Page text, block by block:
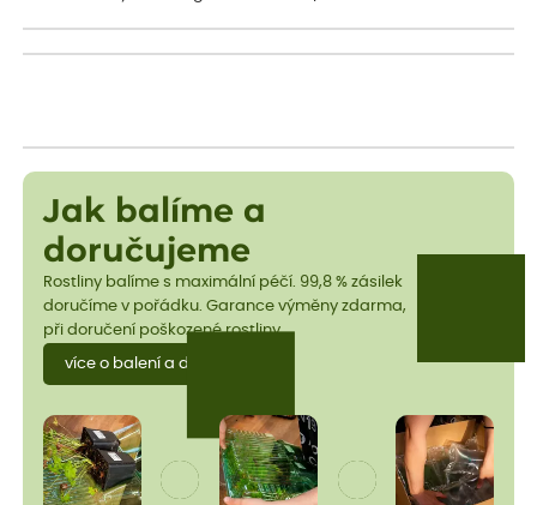
Jak balíme a
doručujeme
Rostliny balíme s maximální péčí. 99,8 % zásilek
doručíme v pořádku. Garance výměny zdarma,
při doručení poškozené rostliny.
více o balení a dopravě